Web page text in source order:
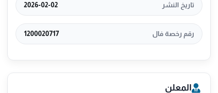
تاريخ النشر 2026-02-02
رقم رخصة فال 1200020717
المعلن